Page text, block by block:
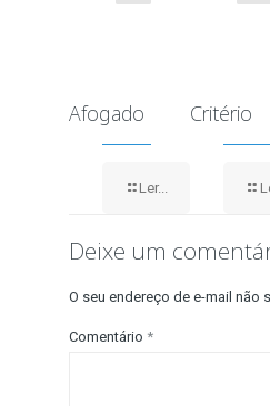
Afogado
Ler...
Critério
Deixe um
O seu endereço de e-mail não
Comentário *